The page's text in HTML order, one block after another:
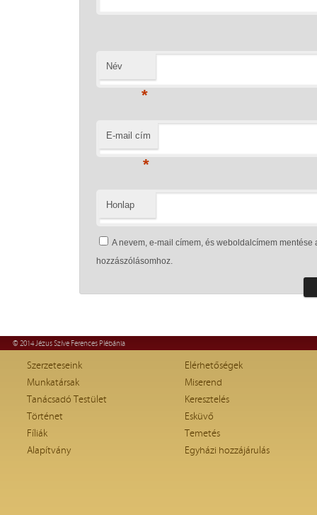
Név
*
E-mail cím
*
Honlap
A nevem, e-mail címem, és weboldalcímem
hozzászólásomhoz.
© 2014 Jézus Szíve Ferences Plébánia
Szerzeteseink
Munkatársak
Tanácsadó Testület
Történet
Fíliák
Alapítvány
Elérhetőségek
Miserend
Keresztelés
Esküvő
Temetés
Egyházi hozzájárulás